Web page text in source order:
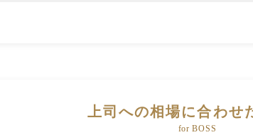
上司への相場に合わせ
for BOSS